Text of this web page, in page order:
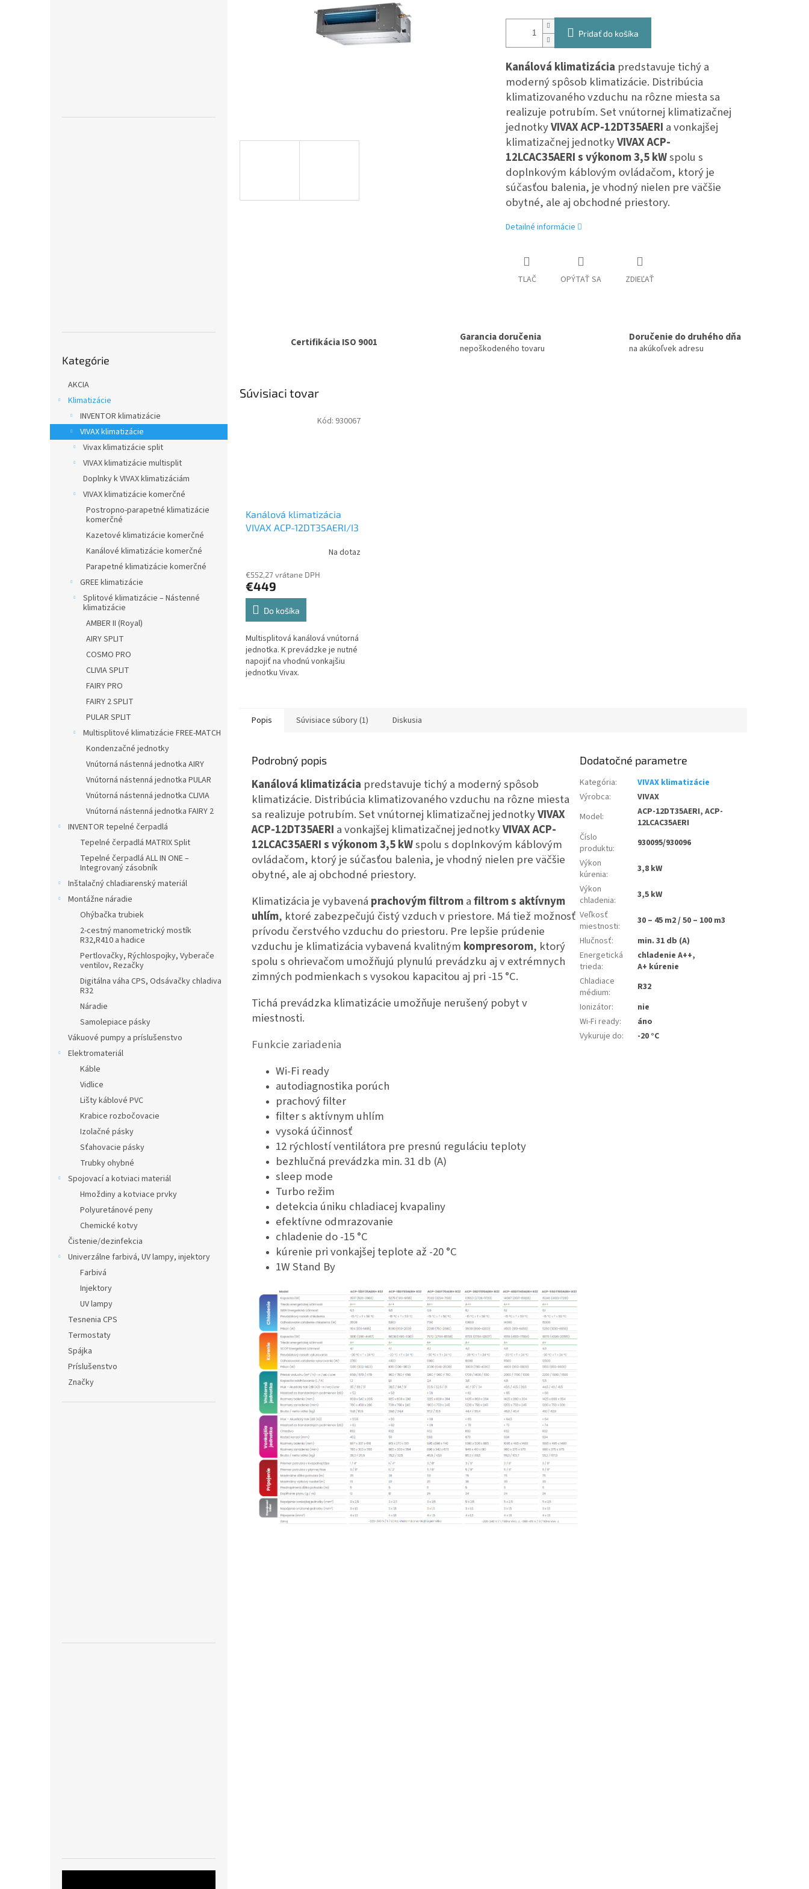
kategórie
Kategórie
AKCIA
Klimatizácie
INVENTOR klimatizácie
VIVAX klimatizácie
Vivax klimatizácie split
VIVAX klimatizácie multisplit
Doplnky k VIVAX klimatizáciám
VIVAX klimatizácie komerčné
Postropno-parapetné klimatizácie
komerčné
Kazetové klimatizácie komerčné
Kanálové klimatizácie komerčné
Parapetné klimatizácie komerčné
GREE klimatizácie
Splitové klimatizácie – Nástenné
klimatizácie
AMBER II (Royal)
AIRY SPLIT
COSMO PRO
CLIVIA SPLIT
FAIRY PRO
FAIRY 2 SPLIT
PULAR SPLIT
Multisplitové klimatizácie FREE-MATCH
Kondenzačné jednotky
Vnútorná nástenná jednotka AIRY
Vnútorná nástenná jednotka PULAR
Vnútorná nástenná jednotka CLIVIA
Vnútorná nástenná jednotka FAIRY 2
INVENTOR tepelné čerpadlá
Tepelné čerpadlá MATRIX Split
Tepelné čerpadlá ALL IN ONE –
Integrovaný zásobník
Inštalačný chladiarenský materiál
Montážne náradie
Ohýbačka trubiek
2-cestný manometrický mostík
R32,R410 a hadice
Pertlovačky, Rýchlospojky, Vyberače
ventilov, Rezačky
Digitálna váha CPS, Odsávačky chladiva
R32
Náradie
Samolepiace pásky
Vákuové pumpy a príslušenstvo
Elektromateriál
Káble
Vidlice
Lišty káblové PVC
Krabice rozbočovacie
Izolačné pásky
Sťahovacie pásky
Trubky ohybné
Spojovací a kotviaci materiál
Hmoždiny a kotviace prvky
Polyuretánové peny
Chemické kotvy
Čistenie/dezinfekcia
Univerzálne farbivá, UV lampy, injektory
Farbivá
Injektory
UV lampy
Tesnenia CPS
Termostaty
Spájka
Príslušenstvo
Značky
Pridať do košíka
Kanálová klimatizácia predstavuje tichý a
moderný spôsob klimatizácie. Distribúcia
klimatizovaného vzduchu na rôzne miesta sa
realizuje potrubím. Set vnútornej klimatizačnej
jednotkyVIVAX ACP-12DT35AERI a vonkajšej
klimatizačnej jednotkyVIVAX ACP-
12LCAC35AERIs výkonom 3,5 kWspolu s
doplnkovým káblovým ovládačom, ktorý je
súčasťou balenia, je vhodný nielen pre väčšie
obytné, ale aj obchodné priestory.
Detailné informácie
TLAČ OPÝTAŤ SA ZDIEĽAŤ
Certifikácia ISO 9001 Garancia doručenia
nepoškodeného tovaru
Doručenie do druhého dňa
na akúkoľvek adresu
Súvisiaci tovar
Kanálová klimatizácia
VIVAX ACP-12DT35AERI/I3
Na dotaz
€552,27 vrátane DPH
€449
Do košíka
Multisplitová kanálová vnútorná
jednotka. K prevádzke je nutné
napojiť na vhodnú vonkajšiu
jednotku Vivax.
Kód: 930067
Popis Súvisiace súbory (1) Diskusia
Podrobný popis
Kanálová klimatizácia predstavuje tichý a moderný spôsob
klimatizácie. Distribúcia klimatizovaného vzduchu na rôzne miesta
sa realizuje potrubím. Set vnútornej klimatizačnej jednotkyVIVAX
ACP-12DT35AERI a vonkajšej klimatizačnej jednotkyVIVAX ACP-
12LCAC35AERIs výkonom 3,5 kWspolu s doplnkovým káblovým
ovládačom, ktorý je súčasťou balenia, je vhodný nielen pre väčšie
obytné, ale aj obchodné priestory.
Klimatizácia je vybavená prachovým filtromafiltrom s aktívnym
uhlím, ktoré zabezpečujú čistý vzduch v priestore. Má tiež možnosť
prívodu čerstvého vzduchu do priestoru. Pre lepšie prúdenie
vzduchu je klimatizácia vybavená kvalitným kompresorom, ktorý
spolu s ohrievačom umožňujú plynulú prevádzku aj v extrémnych
zimných podmienkach s vysokou kapacitou aj pri -15 °C.
Tichá prevádzka klimatizácie umožňuje nerušený pobyt v
miestnosti.
Funkcie zariadenia
Wi-Fi ready
autodiagnostika porúch
prachový filter
filter s aktívnym uhlím
vysoká účinnosť
12 rýchlostí ventilátora pre presnú reguláciu teploty
bezhlučná prevádzka min. 31 db (A)
sleep mode
Turbo režim
detekcia úniku chladiacej kvapaliny
efektívne odmrazovanie
chladenie do -15 °C
kúrenie pri vonkajšej teplote až -20 °C
1W Stand By
Dodatočné parametre
Kategória:
VIVAX klimatizácie
Výrobca:
VIVAX
Model:
ACP-12DT35AERI, ACP-
12LCAC35AERI
Číslo
produktu:
930095/930096
Výkon
kúrenia:
3,8 kW
Výkon
chladenia:
3,5 kW
Veľkosť
miestnosti:
30 – 45 m2 / 50 – 100 m3
Hlučnosť:
min. 31 db (A)
Energetická
trieda:
chladenie A++,
A+ kúrenie
Chladiace
médium:
R32
Ionizátor:
nie
Wi-Fi ready:
áno
Vykuruje do: -20 °C